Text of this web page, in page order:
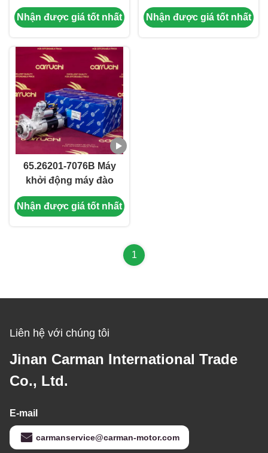
Doosan DB58 Chiếc
máy móc
Nhận được giá tốt nhất
Doosan DB58 Chiếc
máy móc
Nhận được giá tốt nhất
65.26201-7076B Máy
khởi động máy đào
8200777-29MT Hoạt
động ổn định cho
Nhận được giá tốt nhất
1
Liên hệ với chúng tôi
Jinan Carman International Trade
Co., Ltd.
E-mail
carmanservice@carman-motor.com